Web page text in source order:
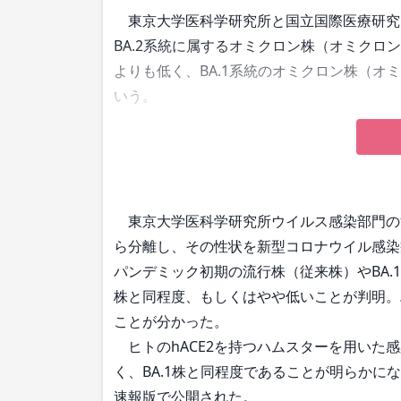
東京大学医科学研究所と国立国際医療研
BA.2系統に属するオミクロン株（オミクロ
よりも低く、BA.1系統のオミクロン株（オ
いう。
東京大学医科学研究所ウイルス感染部門
ら分離し、その性状を新型コロナウイル感
パンデミック初期の流行株（従来株）や
株と同程度、もしくはやや低いことが判明
ことが分かった。
ヒトのhACE2を持つハムスターを用いた
く、BA.1株と同程度であることが明らか
速報版で公開された。